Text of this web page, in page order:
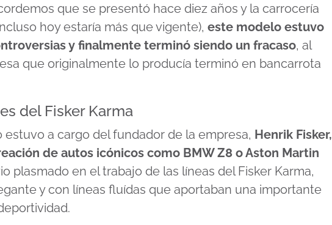
que se presentó hace diez años y la carrocería
hoy estaría más que vigente), este modelo estuvo
y finalmente terminó siendo un fracaso, al
que originalmente lo producía terminó en bancarrota
del Fisker Karma
estuvo a cargo del fundador de la empresa, Henrik Fisker,
de autos icónicos como BMW Z8 o Aston Martin
plasmado en el trabajo de las líneas del Fisker Karma,
y con líneas fluídas que aportaban una importante